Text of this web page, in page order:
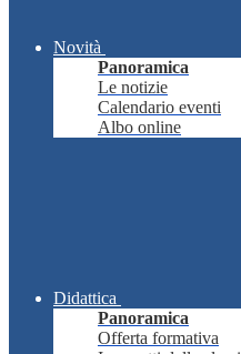
Novità
Panoramica
Le notizie
Calendario eventi
Albo online
Didattica
Panoramica
Offerta formativa